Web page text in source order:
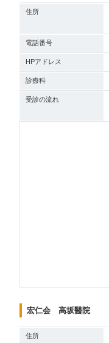
住所
電話番号
HPアドレス
診療科
受診の流れ
宏仁会 高坂醫院
住所